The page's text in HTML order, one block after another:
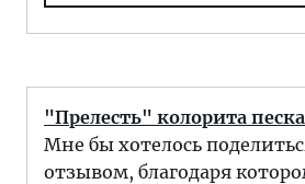
"Прелесть" колорита
Мне бы хотелось
отзывом, благодаря